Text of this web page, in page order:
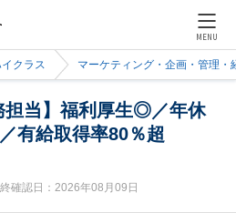
MENU
クラス マーケティング・企画・管理・
担当】福利厚生◎／年休
有給取得率80％超
確認日：2026年08月09日